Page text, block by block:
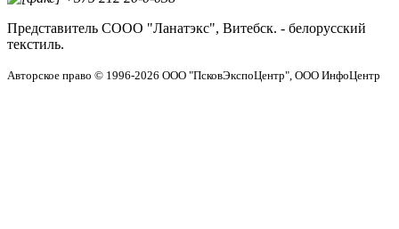
Представитель СООО "Ланатэкс", Витебск. - белорусский
текстиль.
Авторское право © 1996-2026 ООО "ПсковЭкспоЦентр", ООО ИнфоЦентр